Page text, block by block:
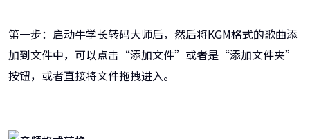
第一步：启动牛学长转码大师后，然后将KGM格式的歌曲添
加到文件中，可以点击“添加文件”或者是“添加文件夹”
按钮，或者直接将文件拖拽进入。